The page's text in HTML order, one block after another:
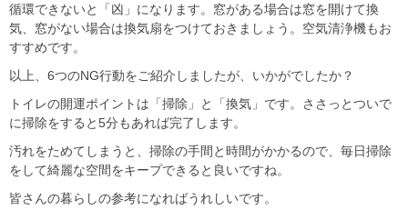
循環できないと「凶」になります。窓がある場合は窓を開けて換
気、窓がない場合は換気扇をつけておきましょう。空気清浄機もお
すすめです。
以上、6つのNG行動をご紹介しましたが、いかがでしたか？
トイレの開運ポイントは「掃除」と「換気」です。ささっとついで
に掃除をすると5分もあれば完了します。
汚れをためてしまうと、掃除の手間と時間がかかるので、毎日掃除
をして綺麗な空間をキープできると良いですね。
皆さんの暮らしの参考になればうれしいです。